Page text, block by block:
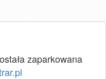
zaparkowana